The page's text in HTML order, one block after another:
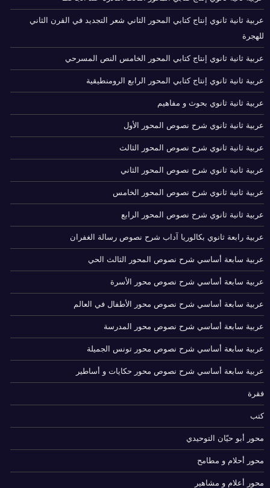
عربية ثانية ثانوي إنتاج كتابي المحور الثاني شعر التجديد في القرن الثاني
للهجرة
عربية ثانية ثانوي إنتاج كتابي المحور الخامس النص المسرحي
عربية ثانية ثانوي إنتاج كتابي المحور الرابع الرومنطيقية
عربية ثانية ثانوي بحوث و مفاهيم
عربية ثانية ثانوي شرح نصوص المحور الأول
عربية ثانية ثانوي شرح نصوص المحور الثالث
عربية ثانية ثانوي شرح نصوص المحور الثاني
عربية ثانية ثانوي شرح نصوص المحور الخامس
عربية ثانية ثانوي شرح نصوص المحور الرابع
عربية رابعة ثانوي بكالوريا آداب شرح نصوص رسالة الغفران
عربية سابعة أساسي شرح نصوص المحور الثالث الحي
عربية سابعة أساسي شرح نصوص محور الأسرة
عربية سابعة أساسي شرح نصوص محور الأطفال في العالم
عربية سابعة أساسي شرح نصوص محور المدرسة
عربية سابعة أساسي شرح نصوص محور تونس الجميلة
عربية سابعة أساسي شرح نصوص محور حكايات و أساطير
فقرة
كتب
محور أبو حيّان التوحيدي
محور أحلام و مطامح
محور أعلام و مشاهير